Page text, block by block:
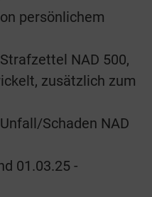
persönlichem
NAD 500,
zusätzlich zum
Schaden NAD
01.03.25 -